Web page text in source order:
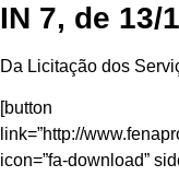
IN 7, de 13/
Da Licitação dos
[button
link=”http://
icon=”fa-download”